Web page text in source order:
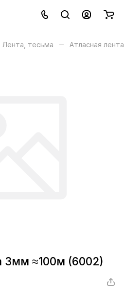
Лента, тесьма – Атласная лента
3мм ≈100м (6002)